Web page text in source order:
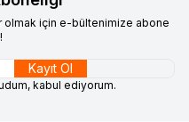
olmak için e-bültenimize abone
Kayıt Ol
kabul ediyorum.